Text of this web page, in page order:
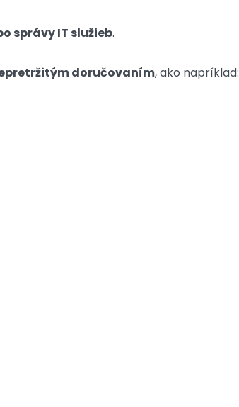
správy IT služieb.
doručovaním, ako napríklad: